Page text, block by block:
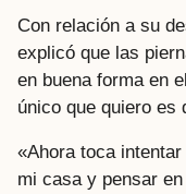
Con relación a su
explicó que las
en buena forma en
único que quiero es
«Ahora toca
mi casa y pensar